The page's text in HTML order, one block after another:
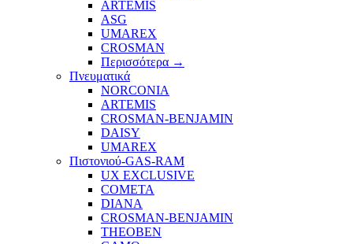
ARTEMIS
ASG
UMAREX
CROSMAN
Περισσότερα →
Πνευματικά
NORCONIA
ARTEMIS
CROSMAN-BENJAMIN
DAISY
UMAREX
Πιστονιού-GAS-RAM
UX EXCLUSIVE
COMETA
DIANA
CROSMAN-BENJAMIN
THEOBEN